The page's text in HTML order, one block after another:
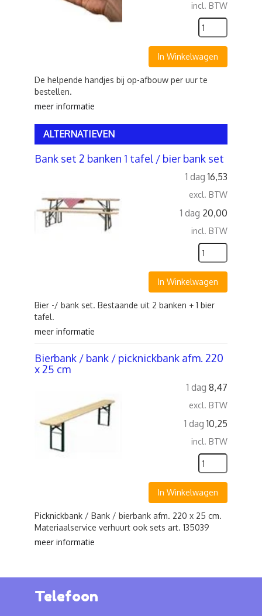
incl. BTW
In Winkelwagen
De helpende handjes bij op-afbouw per uur te
bestellen.
meer informatie
ALTERNATIEVEN
Bank set 2 banken 1 tafel / bier bank set
1 dag 16,53
excl. BTW
1 dag 20,00
incl. BTW
In Winkelwagen
Bier -/ bank set. Bestaande uit 2 banken + 1 bier
tafel.
meer informatie
Bierbank / bank / picknickbank afm. 220
x 25 cm
1 dag 8,47
excl. BTW
1 dag 10,25
incl. BTW
In Winkelwagen
Picknickbank / Bank / bierbank afm. 220 x 25 cm.
Materiaalservice verhuurt ook sets art. 135039
meer informatie
Telefoon